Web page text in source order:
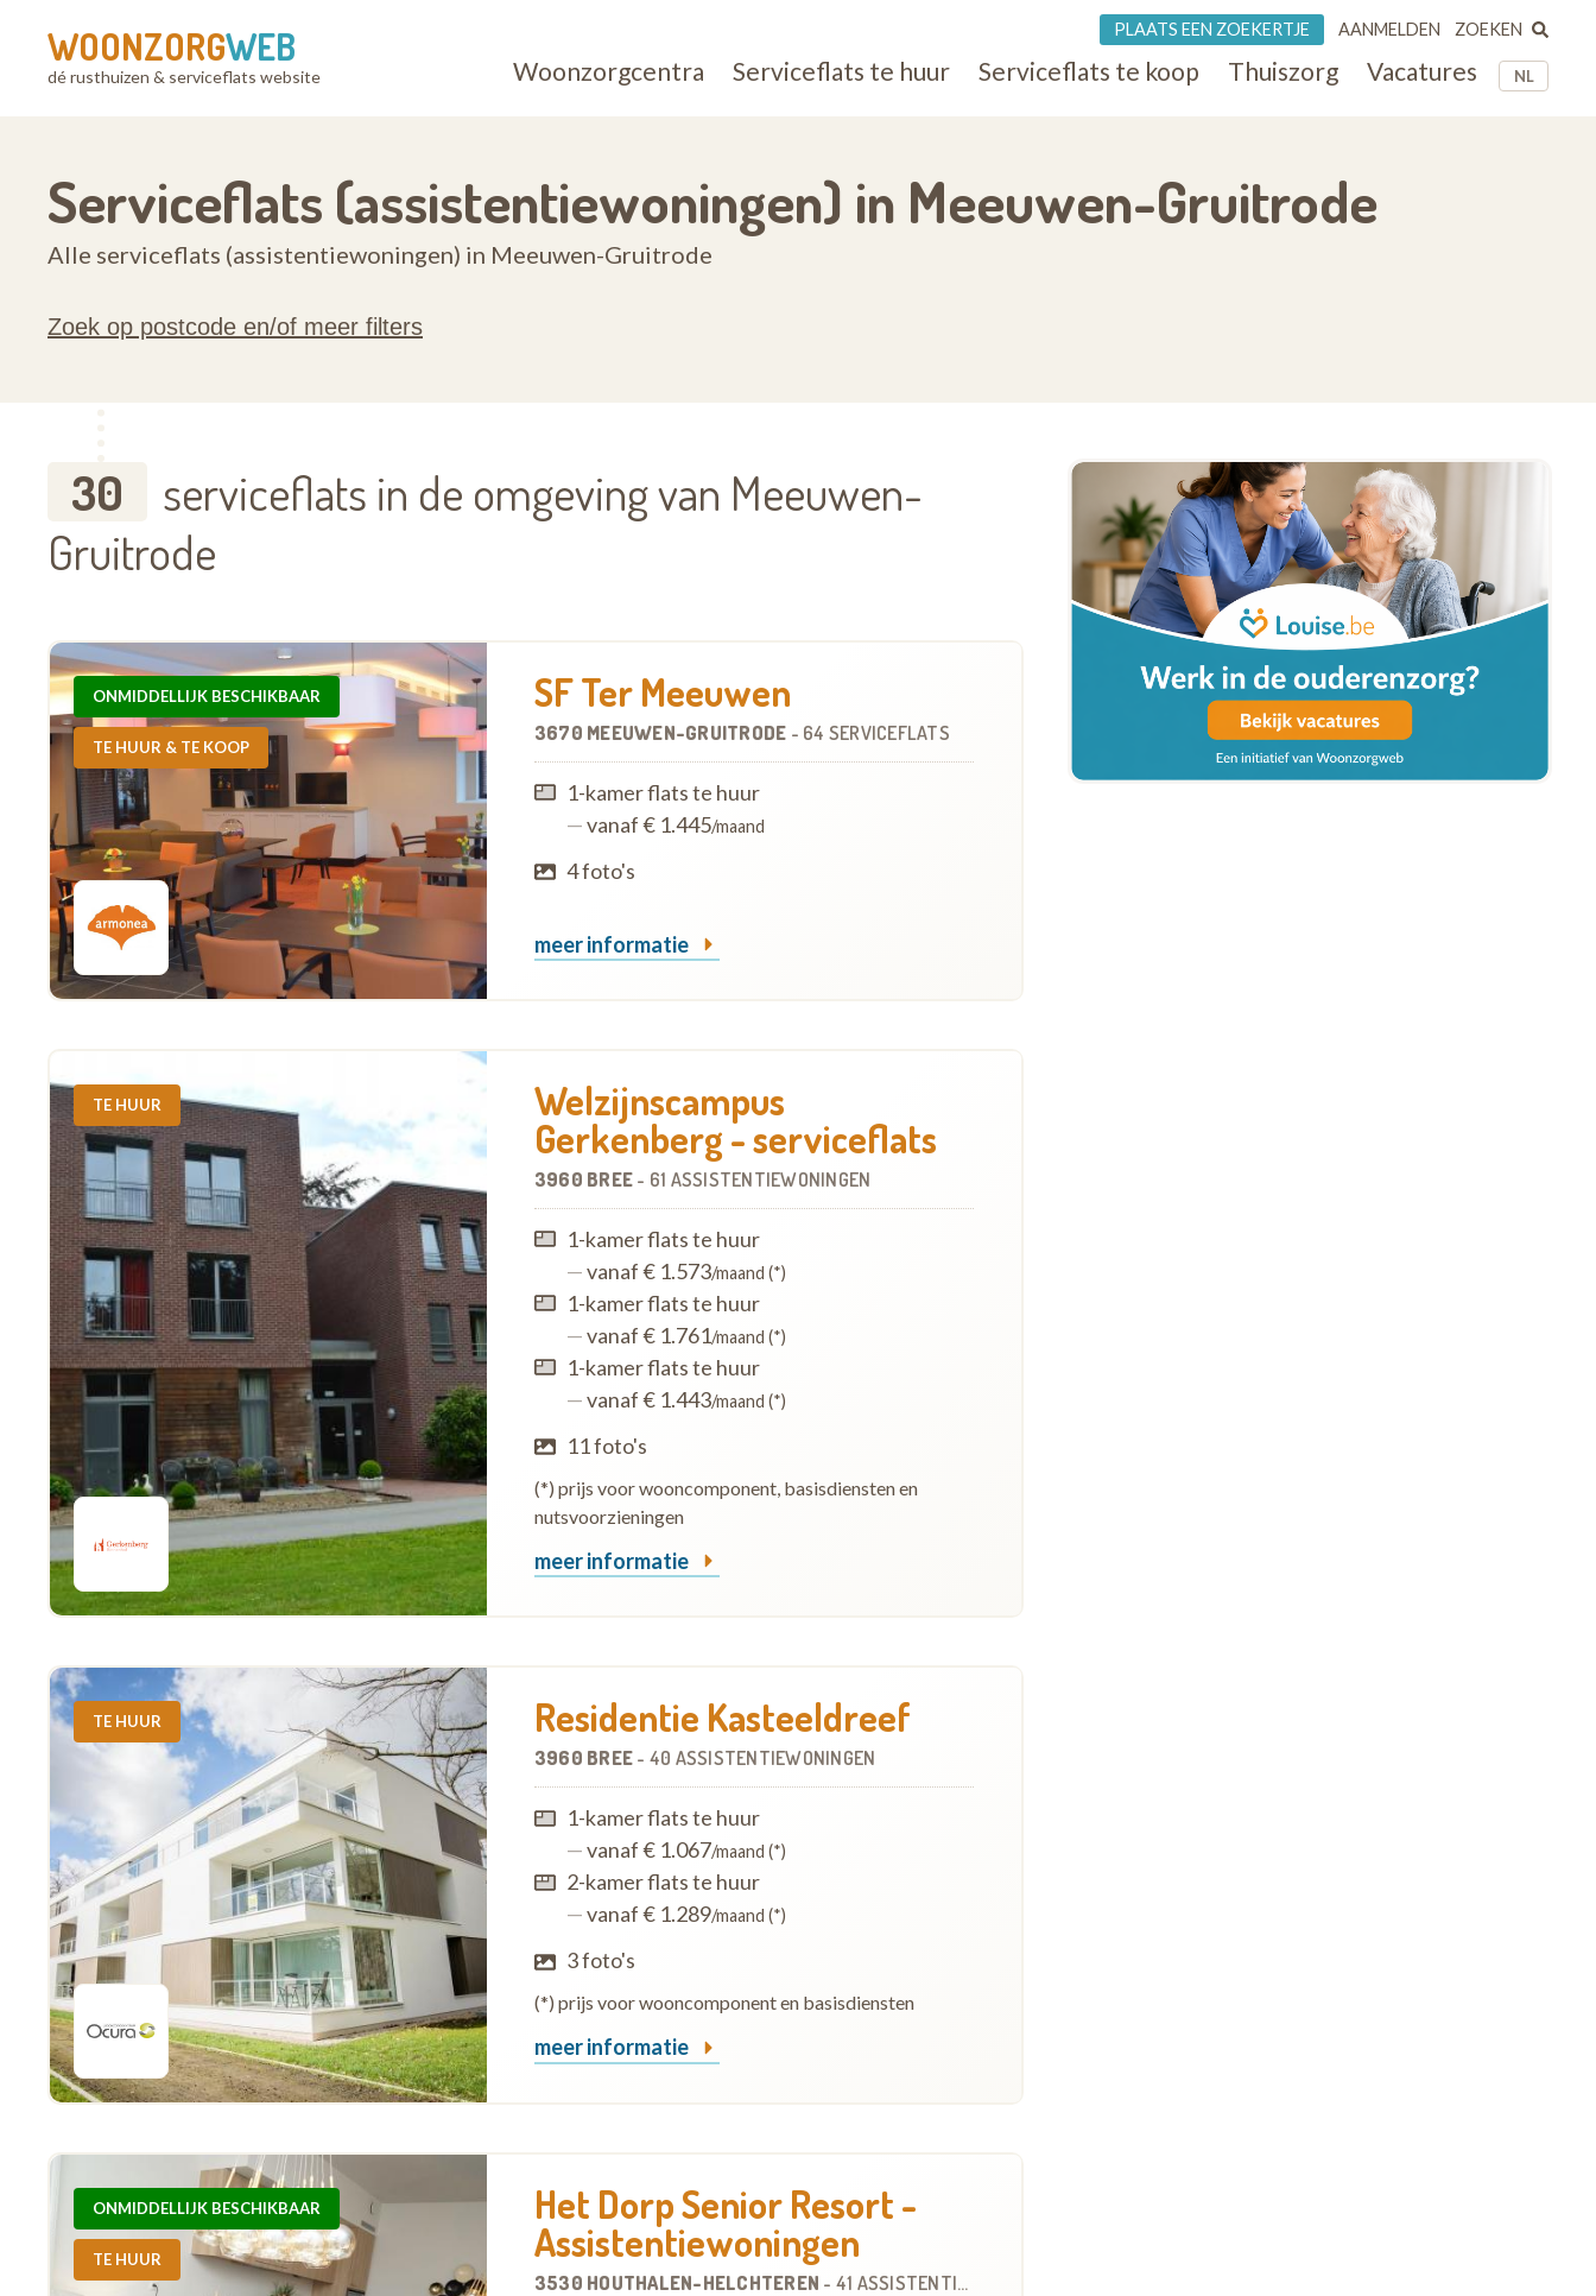
WOONZORGWEB
dé rusthuizen & serviceflats website NL
Woonzorgcentra Serviceflats te huur Serviceflats te koop Thuiszorg Vacatures
PLAATS EEN ZOEKERTJE AANMELDEN ZOEKEN
Serviceflats (assistentiewoningen) in Meeuwen-Gruitrode
Alle serviceflats (assistentiewoningen) in Meeuwen-Gruitrode
Zoek op postcode en/of meer filters
30
serviceflats in de omgeving van Meeuwen-
Gruitrode
ONMIDDELLIJK BESCHIKBAAR
TE HUUR & TE KOOP
SF Ter Meeuwen
3670 MEEUWEN-GRUITRODE - 64 SERVICEFLATS
1-kamer flats te huur
—vanaf € 1.445/maand
4 foto's
meer informatie
TE HUUR Welzijnscampus
Gerkenberg - serviceflats
3960 BREE - 61 ASSISTENTIEWONINGEN
1-kamer flats te huur
—vanaf € 1.573/maand (*)
1-kamer flats te huur
—vanaf € 1.761/maand (*)
1-kamer flats te huur
—vanaf € 1.443/maand (*)
11 foto's
(*) prijs voor wooncomponent, basisdiensten en
nutsvoorzieningen
meer informatie
TE HUUR Residentie Kasteeldreef
3960 BREE - 40 ASSISTENTIEWONINGEN
1-kamer flats te huur
—vanaf € 1.067/maand (*)
2-kamer flats te huur
—vanaf € 1.289/maand (*)
3 foto's
(*) prijs voor wooncomponent en basisdiensten
meer informatie
ONMIDDELLIJK BESCHIKBAAR
TE HUUR
Het Dorp Senior Resort -
Assistentiewoningen
3530 HOUTHALEN-HELCHTEREN - 41 ASSISTENTIEWONINGEN